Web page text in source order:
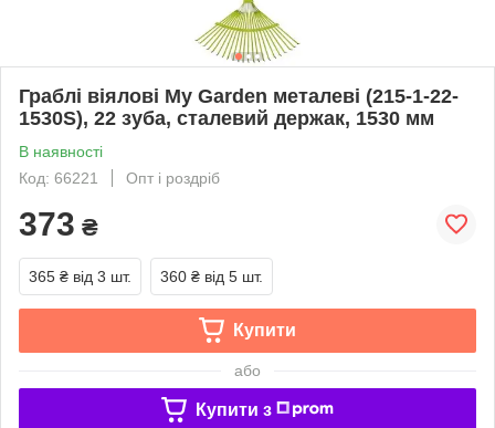
Граблі віялові My Garden металеві (215-1-22-
1530S), 22 зуба, сталевий держак, 1530 мм
В наявності
Код: 66221
Опт і роздріб
373 ₴
365 ₴ від 3 шт. 360 ₴ від 5 шт.
Купити
або
Купити з